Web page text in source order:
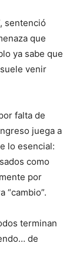
sentenció
que
ya sabe que
venir
falta de
juega a
lo esencial:
como
por
“cambio”.
terminan
de